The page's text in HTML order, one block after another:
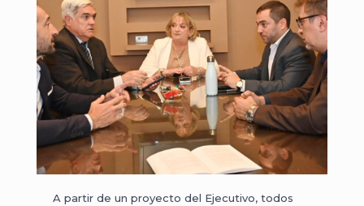
A partir de un proyecto del Ejecutivo, todos